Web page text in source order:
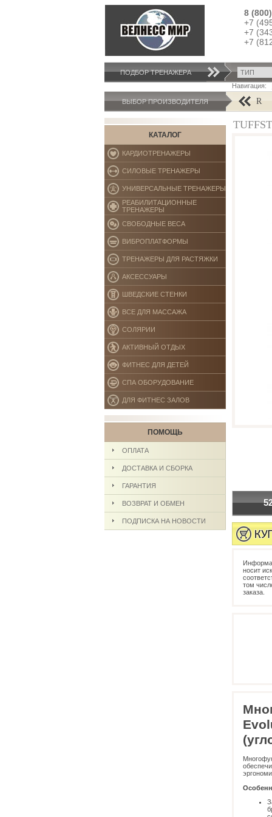
8
+7
+7
+7
ПОДБОР ТРЕНАЖЕРA
Навигация:
ВЫБОР ПРОИЗВОДИТЕЛЯAB COASTER
КАТАЛОГ
КАРДИОТРЕНАЖЕРЫ
СИЛОВЫЕ ТРЕНАЖЕРЫ
УНИВЕРСАЛЬНЫЕ ТРЕНАЖЕРЫ
РЕАБИЛИТАЦИОННЫЕ
ТРЕНАЖЕРЫ
СВОБОДНЫЕ ВЕСА
ВИБРОПЛАТФОРМЫ
ТРЕНАЖЕРЫ ДЛЯ РАСТЯЖКИ
АКСЕССУАРЫ
ШВЕДСКИЕ СТЕНКИ
ВСЕ ДЛЯ МАССАЖА
СОЛЯРИИ
АКТИВНЫЙ ОТДЫХ
ФИТНЕС ДЛЯ ДЕТЕЙ
СПА ОБОРУДОВАНИЕ
ДЛЯ ФИТНЕС ЗАЛОВ
ПОМОЩЬ
ОПЛАТА
ДОСТАВКА И СБОРКА
ГАРАНТИЯ
ВОЗВРАТ И ОБМЕН
ПОДПИСКА НА НОВОСТИ
носит
том
заказа.